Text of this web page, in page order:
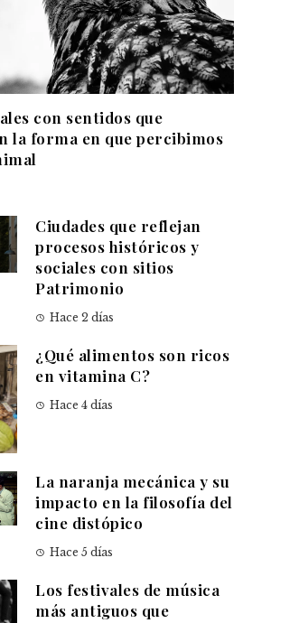
con sentidos que
la forma en que percibimos
Ciudades que reflejan
procesos históricos y
sociales con sitios
Patrimonio
Hace 2 días
¿Qué alimentos son ricos
en vitamina C?
Hace 4 días
La naranja mecánica y su
impacto en la filosofía del
cine distópico
Hace 5 días
Los festivales de música
más antiguos que